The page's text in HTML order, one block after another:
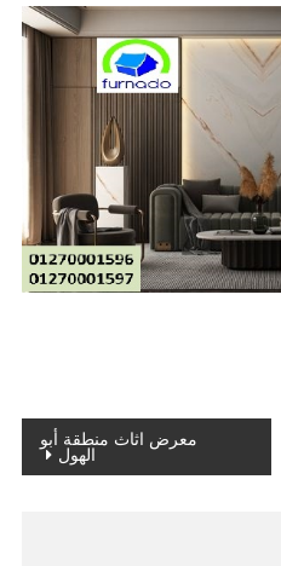
معرض اثاث منطقة أبو
الهول